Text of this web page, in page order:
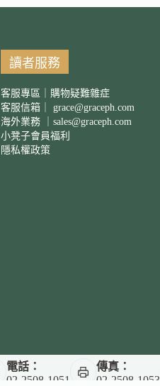
讀者服務
客服專區｜購物疑難雜症
客服信箱｜ grace@graceph.com
海外業務 ｜ sales@graceph.com
小凳子會員福利
隱私權政策
電話：
02-2508-1051
傳真：
02-2508-1053